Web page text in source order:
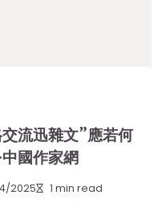
流迅雜文”應若何
國作家網
2025 1 min read